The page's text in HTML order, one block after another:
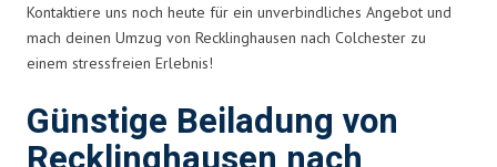
Kontaktiere uns noch heute für ein unverbindliches Angebot und
mach deinen Umzug von Recklinghausen nach Colchester zu
einem stressfreien Erlebnis!
Günstige Beiladung von